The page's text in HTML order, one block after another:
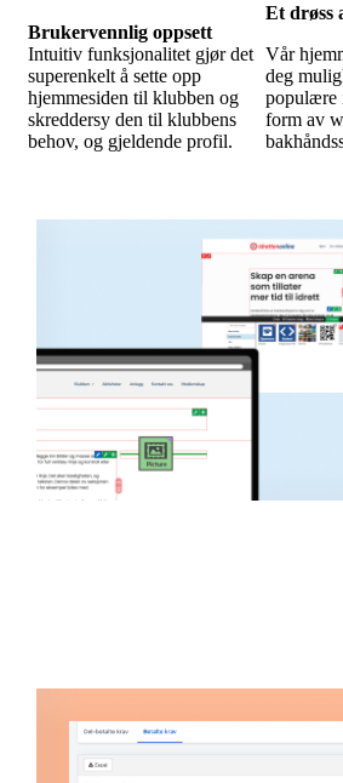
Brukervennlig oppsett
Intuitiv funksjonalitet gjør det
superenkelt å sette opp
hjemmesiden til klubben og
skreddersy den til klubbens
behov, og gjeldende profil.
Et drøss
Vår
deg
populære
form av